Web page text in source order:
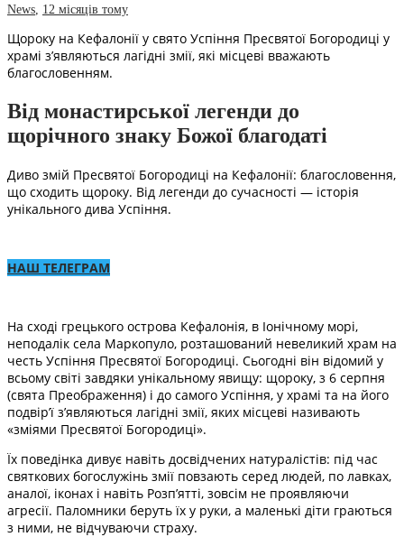
News 12 місяців тому
Щороку на Кефалонії у свято Успіння Пресвятої Богородиці у
храмі з’являються лагідні змії, які місцеві вважають
благословенням.
Від монастирської легенди до
щорічного знаку Божої благодаті
Диво змій Пресвятої Богородиці на Кефалонії: благословення,
що сходить щороку. Від легенди до сучасності — історія
унікального дива Успіння.
НАШ ТЕЛЕГРАМ
На сході грецького острова Кефалонія, в Іонічному морі,
неподалік села Маркопуло, розташований невеликий храм на
честь Успіння Пресвятої Богородиці. Сьогодні він відомий у
всьому світі завдяки унікальному явищу: щороку, з 6 серпня
(свята Преображення) і до самого Успіння, у храмі та на його
подвір’ї з’являються лагідні змії, яких місцеві називають
«зміями Пресвятої Богородиці».
Їх поведінка дивує навіть досвідчених натуралістів: під час
святкових богослужінь змії повзають серед людей, по лавках,
аналої, іконах і навіть Розп’ятті, зовсім не проявляючи
агресії. Паломники беруть їх у руки, а маленькі діти граються
з ними, не відчуваючи страху.